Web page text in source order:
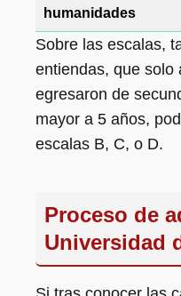
humanidades
Sobre las escalas,
entiendas, que solo
egresaron de
mayor a 5 años,
escalas B, C, o D.
Proceso de
Universidad